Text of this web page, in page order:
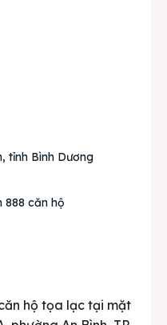
tỉnh Bình Dương
888 căn hộ
hộ tọa lạc tại mặt